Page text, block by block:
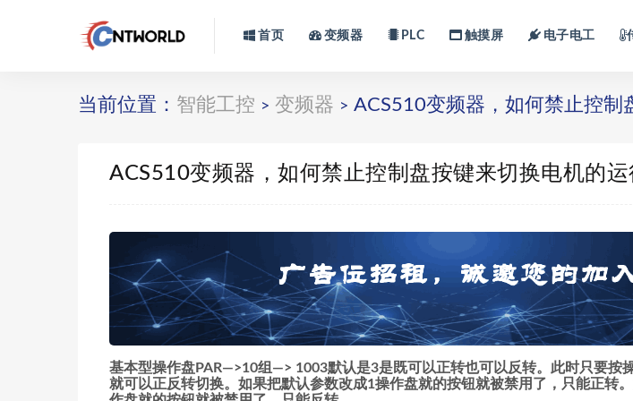
首页 变频器 PLC 触摸屏 电子电工
当前位置： 智能工控 > 变频器 > ACS510变频器，如何禁止控制
ACS510变频器，如何禁止控制盘按键来切换电机的运
基本型操作盘PAR—>10组—> 1003默认是3是既可以正转也可以反转。此时只要按
就可以正反转切换。如果把默认参数改成1操作盘就的按钮就被禁用了，只能正转